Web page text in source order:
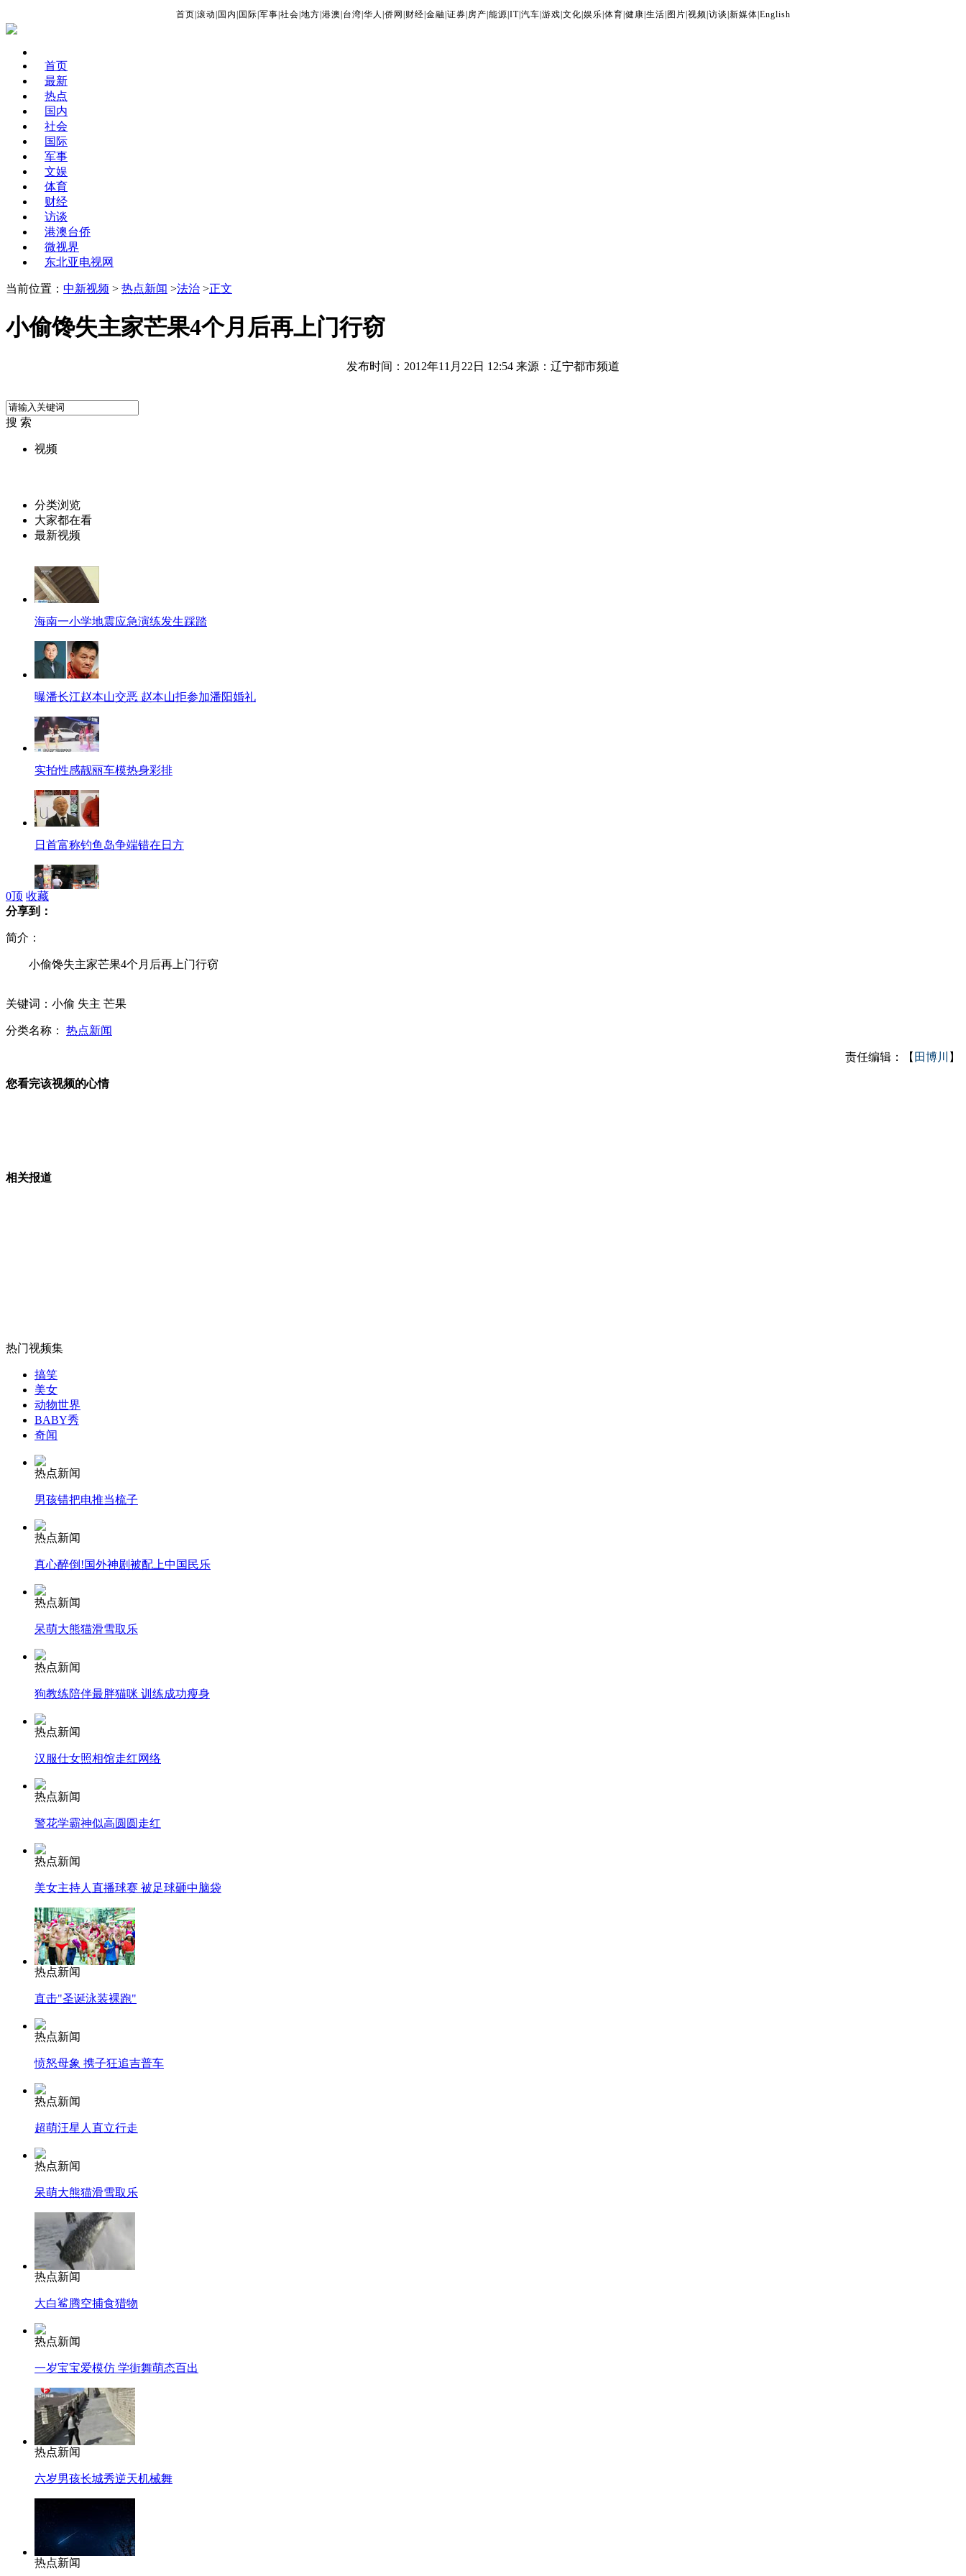
首页 滚动 国内 国际 军事 社会 地方 港澳 台湾 华人 侨网 财经 金融 证券 房产 能源 IT| 汽车 游戏 文化 娱乐 体育 健康 生活 图片 视频 访谈 新媒体 English
首页
最新
热点
国内
社会
国际
军事
文娱
体育
财经
访谈
港澳台侨
微视界
东北亚电视网
当前位置： 中新视频 > 热点新闻 >法治 >正文
小偷馋失主家芒果4个月后再上门行窃
发布时间：2012年11月22日 12:54 来源：辽宁都市频道
搜 索
视频
分类浏览
大家都在看
最新视频
海南一小学地震应急演练发生踩踏
曝潘长江赵本山交恶 赵本山拒参加潘阳婚礼
实拍性感靓丽车模热身彩排
日首富称钓鱼岛争端错在日方
劫匪持刀劫持妇女 与警方僵持3小时
俄媒称中国将购买24架苏35
无痛分娩是否安全 医生回应
外交部：反对强权政治霸凌主义
外交部：有关国家言论片面不公正
安徽一实载49人客车翻车
走！跟着总书记去植树
消防员救轻生者
纽约上演“枕头大战”
司机酒驾遇交警 急速倒车逃窜
0顶 收藏
分享到：
简介：
小偷馋失主家芒果4个月后再上门行窃
关键词：小偷 失主 芒果
分类名称： 热点新闻
责任编辑：【 田博川 】
您看完该视频的心情
相关报道
热门视频集
搞笑
美女
动物世界
BABY秀
奇闻
热点新闻
男孩错把电推当梳子
热点新闻
真心醉倒!国外神剧被配上中国民乐
热点新闻
呆萌大熊猫滑雪取乐
热点新闻
狗教练陪伴最胖猫咪 训练成功瘦身
热点新闻
汉服仕女照相馆走红网络
热点新闻
警花学霸神似高圆圆走红
热点新闻
美女主持人直播球赛 被足球砸中脑袋
热点新闻
直击"圣诞泳装裸跑"
热点新闻
愤怒母象 携子狂追吉普车
热点新闻
超萌汪星人直立行走
热点新闻
呆萌大熊猫滑雪取乐
热点新闻
大白鲨腾空捕食猎物
热点新闻
一岁宝宝爱模仿 学街舞萌态百出
热点新闻
六岁男孩长城秀逆天机械舞
热点新闻